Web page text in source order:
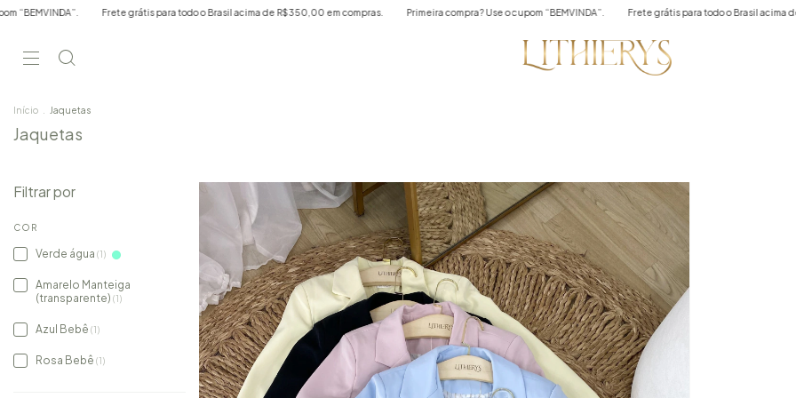
Frete grátis para todo o Brasil acima de R$350,00 em compras. Primeira compra? Use o cupom “BEMVINDA”. Frete grátis para todo o Brasil acima de
Início Jaquetas
Jaquetas
Filtrar por
COR
Verde água (1)
Amarelo Manteiga
(transparente) (1)
Azul Bebê (1)
Rosa Bebê (1)